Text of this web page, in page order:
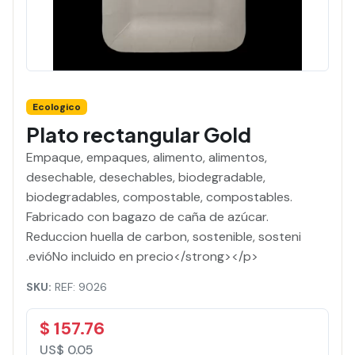
Ecologico
Plato rectangular Gold
Empaque, empaques, alimento, alimentos,
desechable, desechables, biodegradable,
biodegradables, compostable, compostables.
Fabricado con bagazo de caña de azúcar.
Reduccion huella de carbon, sostenible, sosteni
.evióNo incluido en precio</strong></p>
SKU: REF: 9026
$ 157.76
US$ 0.05